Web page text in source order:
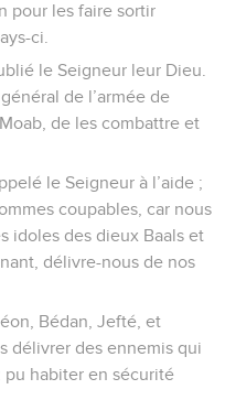
pour les faire sortir
ci.
le Seigneur leur Dieu.
de l’armée de
de les combattre et
le Seigneur à l’aide ;
coupables, car nous
idoles des dieux Baals et
délivre-nous de nos
Bédan, Jefté, et
délivrer des ennemis qui
habiter en sécurité